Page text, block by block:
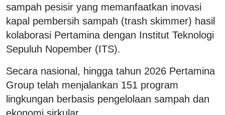
sampah pesisir yang memanfaatkan inovasi
kapal pembersih sampah (trash skimmer) hasil
kolaborasi Pertamina dengan Institut Teknologi
Sepuluh Nopember (ITS).
Secara nasional, hingga tahun 2026 Pertamina
Group telah menjalankan 151 program
lingkungan berbasis pengelolaan sampah dan